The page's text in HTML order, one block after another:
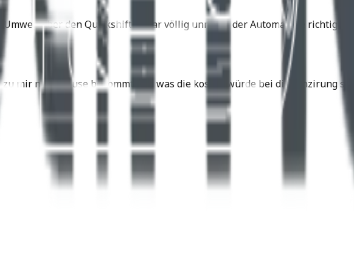
über den Quickshifter war völlig unnötig, der Automat die richtige
mir nach Hause bekommt und was die kosten würde bei dir Fünzirung sind